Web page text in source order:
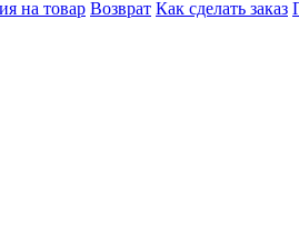
на товар Возврат Как сделать заказ